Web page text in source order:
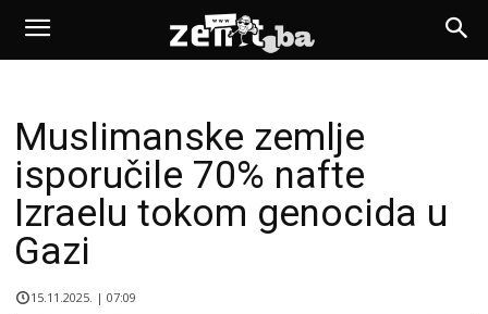
Muslimanske zemlje
isporučile 70% nafte
Izraelu tokom genocida u
Gazi
15.11.2025. | 07:09